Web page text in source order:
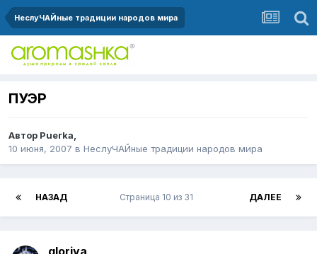
НеслуЧАЙные традиции народов мира
ПУЭР
Автор Puerka,
10 июня, 2007 в НеслуЧАЙные традиции народов мира
НАЗАД ДАЛЕЕ
Страница 10 из 31